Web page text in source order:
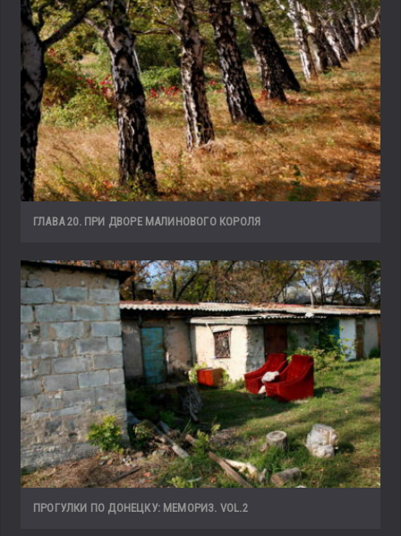
ГЛАВА 20. ПРИ ДВОРЕ МАЛИНОВОГО КОРОЛЯ
ПРОГУЛКИ ПО ДОНЕЦКУ: МЕМОРИЗ. VOL.2